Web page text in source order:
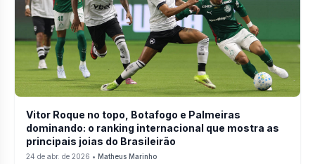
Vitor Roque no topo, Botafogo e Palmeiras
dominando: o ranking internacional que mostra as
principais joias do Brasileirão
24 de abr. de 2026 • Matheus Marinho